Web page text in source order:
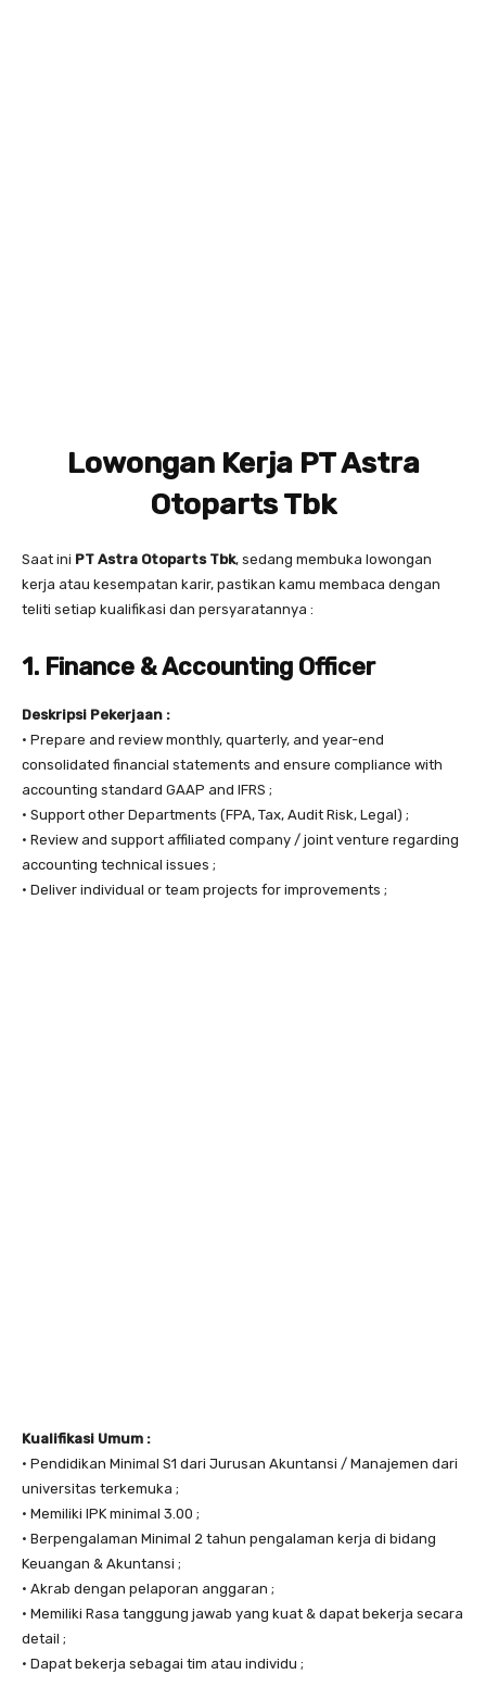
Lowongan Kerja PT Astra
Otoparts Tbk
Saat ini PT Astra Otoparts Tbk, sedang membuka lowongan
kerja atau kesempatan karir, pastikan kamu membaca dengan
teliti setiap kualifikasi dan persyaratannya :
1. Finance & Accounting Officer
Deskripsi Pekerjaan :
• Prepare and review monthly, quarterly, and year-end
consolidated financial statements and ensure compliance with
accounting standard GAAP and IFRS ;
• Support other Departments (FPA, Tax, Audit Risk, Legal) ;
• Review and support affiliated company / joint venture regarding
accounting technical issues ;
• Deliver individual or team projects for improvements ;
Kualifikasi Umum :
• Pendidikan Minimal S1 dari Jurusan Akuntansi / Manajemen dari
universitas terkemuka ;
• Memiliki IPK minimal 3.00 ;
• Berpengalaman Minimal 2 tahun pengalaman kerja di bidang
Keuangan & Akuntansi ;
• Akrab dengan pelaporan anggaran ;
• Memiliki Rasa tanggung jawab yang kuat & dapat bekerja secara
detail ;
• Dapat bekerja sebagai tim atau individu ;